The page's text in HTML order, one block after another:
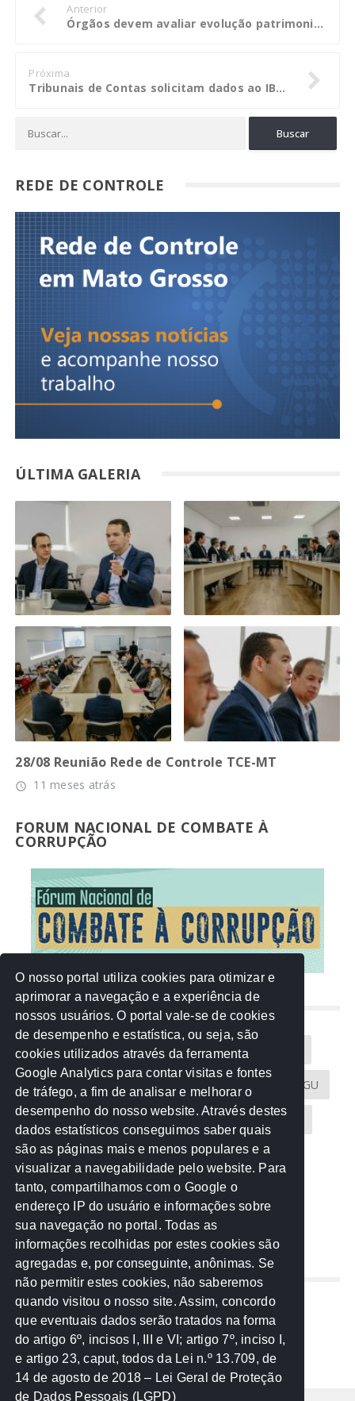
Anterior
Órgãos devem avaliar evolução patrimonial dos servidores nas declarações de bens
Próxima
Tribunais de Contas solicitam dados ao IBGE para subsidiar fiscalização na área da educação
REDE DE CONTROLE
ÚLTIMA GALERIA
28/08 Reunião Rede de Controle TCE-MT
access_time 11 meses atrás
FORUM NACIONAL DE COMBATE À
CORRUPÇÃO
NUVEM DE TAGS
Acontece na Rede AGU AMM
Atricon Audicom CAU-MT CGU
CREA-MT Eventos MPC-MT MPE-MT
MPF Notícias PF PGE-MT PGR
Receita Federal Sem categoria
TCE-MT TCU TRE
REDE NOS ESTADOS
Mato Grosso do Sul
Paraná
Nacional
O nosso portal utiliza cookies para otimizar e
aprimorar a navegação e a experiência de
nossos usuários. O portal vale-se de cookies
de desempenho e estatística, ou seja, são
cookies utilizados através da ferramenta
Google Analytics para contar visitas e fontes
de tráfego, a fim de analisar e melhorar o
desempenho do nosso website. Através destes
dados estatísticos conseguimos saber quais
são as páginas mais e menos populares e a
visualizar a navegabilidade pelo website. Para
tanto, compartilhamos com o Google o
endereço IP do usuário e informações sobre
sua navegação no portal. Todas as
informações recolhidas por estes cookies são
agregadas e, por conseguinte, anônimas. Se
não permitir estes cookies, não saberemos
quando visitou o nosso site. Assim, concordo
que eventuais dados serão tratados na forma
do artigo 6º, incisos I, III e VI; artigo 7º, inciso I,
e artigo 23, caput, todos da Lei n.º 13.709, de
14 de agosto de 2018 – Lei Geral de Proteção
de Dados Pessoais (LGPD)